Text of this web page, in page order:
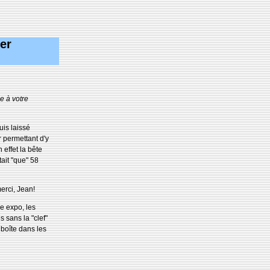
à votre
laissé
permettant d'y
effet la bête
"que" 58
Jean!
expo, les
sans la "clef"
dans les